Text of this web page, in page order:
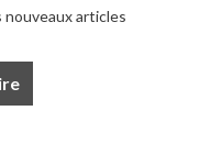
nouveaux articles